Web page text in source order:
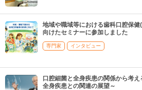
地域や職域等における歯科口腔保
向けたセミナーに参加しました
専門家 インタビュー
口腔細菌と全身疾患の関係から考
全身疾患との関連の展望～